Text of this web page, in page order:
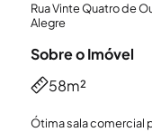
Rua Vinte Quatro de
Alegre
Sobre o Imóvel
58m²
Ótima sala comercial